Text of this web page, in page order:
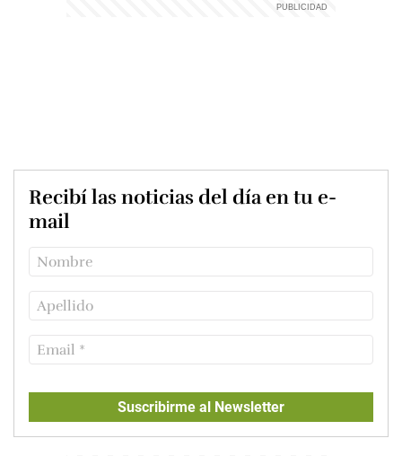
Recibí las noticias del día en tu e-
mail
Suscribirme al Newsletter